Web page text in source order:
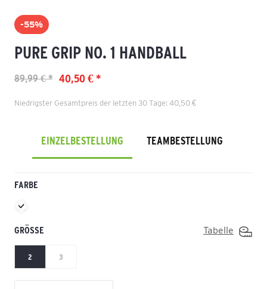
-55%
PURE GRIP NO. 1 HANDBALL
40,50 € *
89,99 € *
Niedrigster Gesamtpreis der letzten 30 Tage: 40,50 €
EINZELBESTELLUNG TEAMBESTELLUNG
FARBE
GRÖSSE Tabelle
2 3